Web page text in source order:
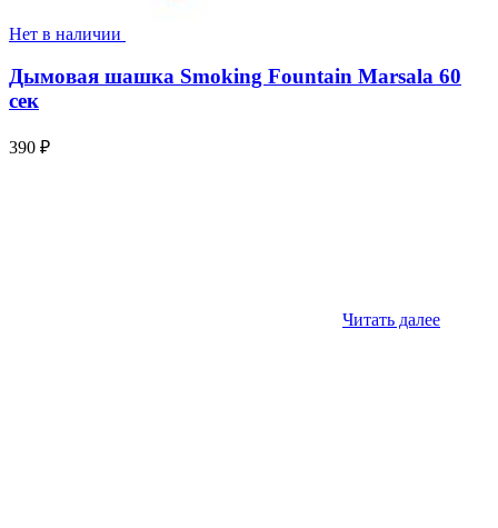
Нет в наличии
Дымовая шашка Smoking Fountain Marsala 60
сек
390 ₽
Читать далее